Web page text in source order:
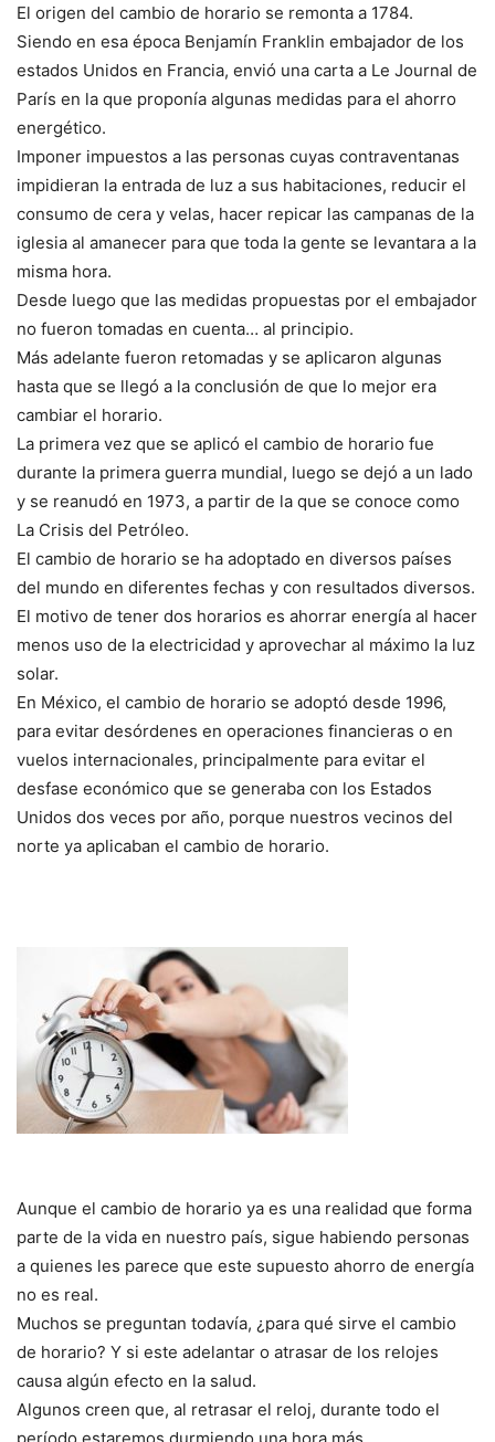
El origen del cambio de horario se remonta a 1784.
Siendo en esa época Benjamín Franklin embajador de los
estados Unidos en Francia, envió una carta a Le Journal de
París en la que proponía algunas medidas para el ahorro
energético.
Imponer impuestos a las personas cuyas contraventanas
impidieran la entrada de luz a sus habitaciones, reducir el
consumo de cera y velas, hacer repicar las campanas de la
iglesia al amanecer para que toda la gente se levantara a la
misma hora.
Desde luego que las medidas propuestas por el embajador
no fueron tomadas en cuenta… al principio.
Más adelante fueron retomadas y se aplicaron algunas
hasta que se llegó a la conclusión de que lo mejor era
cambiar el horario.
La primera vez que se aplicó el cambio de horario fue
durante la primera guerra mundial, luego se dejó a un lado
y se reanudó en 1973, a partir de la que se conoce como
La Crisis del Petróleo.
El cambio de horario se ha adoptado en diversos países
del mundo en diferentes fechas y con resultados diversos.
El motivo de tener dos horarios es ahorrar energía al hacer
menos uso de la electricidad y aprovechar al máximo la luz
solar.
En México, el cambio de horario se adoptó desde 1996,
para evitar desórdenes en operaciones financieras o en
vuelos internacionales, principalmente para evitar el
desfase económico que se generaba con los Estados
Unidos dos veces por año, porque nuestros vecinos del
norte ya aplicaban el cambio de horario.
Aunque el cambio de horario ya es una realidad que forma
parte de la vida en nuestro país, sigue habiendo personas
a quienes les parece que este supuesto ahorro de energía
no es real.
Muchos se preguntan todavía, ¿para qué sirve el cambio
de horario? Y si este adelantar o atrasar de los relojes
causa algún efecto en la salud.
Algunos creen que, al retrasar el reloj, durante todo el